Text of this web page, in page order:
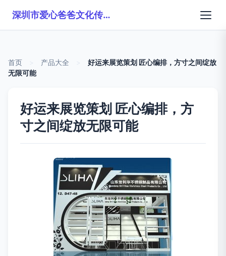
深圳市爱心爸爸文化传播有限公司
首页 产品大全
好运来展览策划 匠心编排，方寸之间绽放
无限可能
好运来展览策划 匠心编排，方
寸之间绽放无限可能